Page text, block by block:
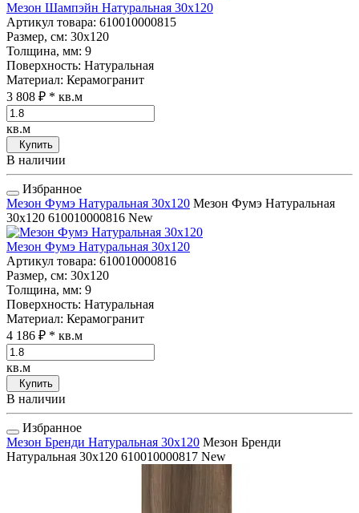
Мезон Шампэйн Натуральная 30x120
Артикул товара: 610010000815
Размер, см: 30x120
Толщина, мм: 9
Поверхность: Натуральная
Материал: Керамогранит
3 808 ₽ * кв.м
кв.м
Купить
В наличии
Избранное
Мезон Фумэ Натуральная 30x120 Мезон Фумэ Натуральная
30x120 610010000816 New
Мезон Фумэ Натуральная 30x120
Артикул товара: 610010000816
Размер, см: 30x120
Толщина, мм: 9
Поверхность: Натуральная
Материал: Керамогранит
4 186 ₽ * кв.м
кв.м
Купить
В наличии
Избранное
Мезон Бренди Натуральная 30x120 Мезон Бренди
Натуральная 30x120 610010000817 New